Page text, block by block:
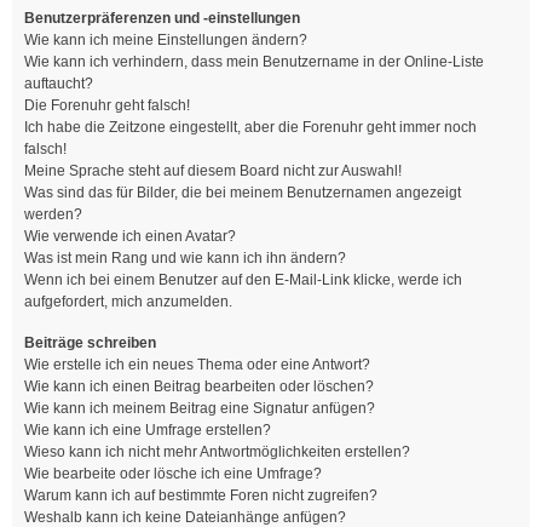
Benutzerpräferenzen und -einstellungen
Wie kann ich meine Einstellungen ändern?
Wie kann ich verhindern, dass mein Benutzername in der Online-Liste
auftaucht?
Die Forenuhr geht falsch!
Ich habe die Zeitzone eingestellt, aber die Forenuhr geht immer noch
falsch!
Meine Sprache steht auf diesem Board nicht zur Auswahl!
Was sind das für Bilder, die bei meinem Benutzernamen angezeigt
werden?
Wie verwende ich einen Avatar?
Was ist mein Rang und wie kann ich ihn ändern?
Wenn ich bei einem Benutzer auf den E-Mail-Link klicke, werde ich
aufgefordert, mich anzumelden.
Beiträge schreiben
Wie erstelle ich ein neues Thema oder eine Antwort?
Wie kann ich einen Beitrag bearbeiten oder löschen?
Wie kann ich meinem Beitrag eine Signatur anfügen?
Wie kann ich eine Umfrage erstellen?
Wieso kann ich nicht mehr Antwortmöglichkeiten erstellen?
Wie bearbeite oder lösche ich eine Umfrage?
Warum kann ich auf bestimmte Foren nicht zugreifen?
Weshalb kann ich keine Dateianhänge anfügen?